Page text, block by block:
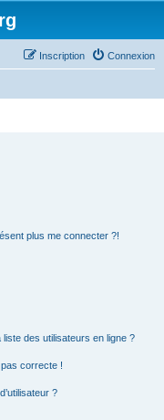
Connexion
Inscription
plus me connecter ?!
liste des utilisateurs en ligne ?
pas correcte !
?